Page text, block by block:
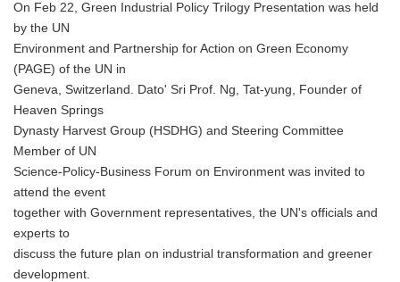
On Feb 22, Green Industrial Policy Trilogy Presentation was held
by the UN
Environment and Partnership for Action on Green Economy
(PAGE) of the UN in
Geneva, Switzerland. Dato' Sri Prof. Ng, Tat-yung, Founder of
Heaven Springs
Dynasty Harvest Group (HSDHG) and Steering Committee
Member of UN
Science-Policy-Business Forum on Environment was invited to
attend the event
together with Government representatives, the UN's officials and
experts to
discuss the future plan on industrial transformation and greener
development.